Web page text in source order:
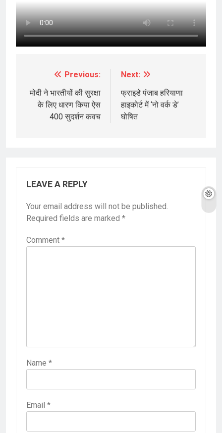
navigation
Previous:
मोदी ने भारतीयों की सुरक्षा
के लिए धारण किया ऐस
400 सुदर्शन कवच
Next:
फ्राइडे पंजाब हरियाणा
हाइकोर्ट में ‘नो वर्क डे’
घोषित
LEAVE A REPLY
Your email address will not be published.
Required fields are marked *
Comment *
Name *
Email *